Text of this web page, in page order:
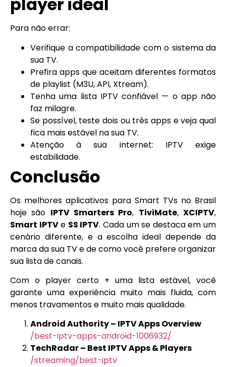
Para não errar:
Verifique a compatibilidade com o sistema da
sua TV.
Prefira apps que aceitam diferentes formatos
de playlist (M3U, API, Xtream).
Tenha uma lista IPTV confiável — o app não
faz milagre.
Se possível, teste dois ou três apps e veja qual
fica mais estável na sua TV.
Atenção à sua internet: IPTV exige
estabilidade.
Conclusão
Os melhores aplicativos para Smart TVs no Brasil
hoje são IPTV Smarters Pro, TiviMate,XCIPTV,
Smart IPTVe SS IPTV. Cada um se destaca em um
cenário diferente, e a escolha ideal depende da
marca da sua TV e de como você prefere organizar
sua lista de canais.
Com o player certo + uma lista estável, você
garante uma experiência muito mais fluida, com
menos travamentos e muito mais qualidade.
Android Authority – IPTV Apps Overview
/best-iptv-apps-android-1006932/
TechRadar – Best IPTV Apps & Players
/streaming/best-iptv